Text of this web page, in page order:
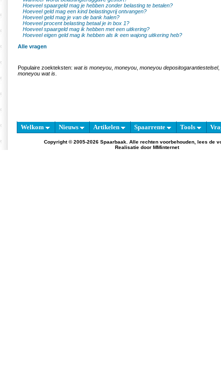
Hoeveel spaargeld mag je hebben zonder belasting te betalen?
Hoeveel geld mag een kind belastingvrij ontvangen?
Hoeveel geld mag je van de bank halen?
Hoeveel procent belasting betaal je in box 1?
Hoeveel spaargeld mag ik hebben met een uitkering?
Hoeveel eigen geld mag ik hebben als ik een wajong uitkering heb?
Alle vragen
Populaire zoekteksten: wat is moneyou moneyou moneyou depositogarantiestelsel,
moneyou wat is
Welkom Nieuws Artikelen Spaarrente Tools
Copyright © 2005-2026 Spaarbaak. Alle rechten voorbehouden, lees de
Realisatie door MMinternet